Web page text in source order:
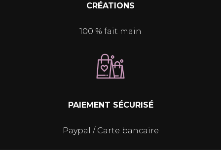
CRÉATIONS
100 % fait main
PAIEMENT SÉCURISÉ
Paypal / Carte bancaire